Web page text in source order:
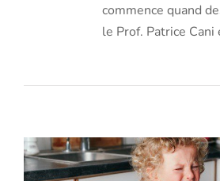
commence quand
le Prof. Patrice Cani